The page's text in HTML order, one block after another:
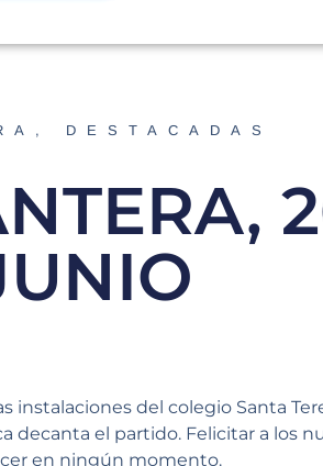
, DESTACADAS
del colegio Santa
decanta el partido. Felicitar a los
en ningún momento.